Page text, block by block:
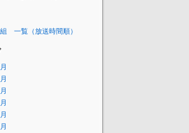
一覧（放送時間順）